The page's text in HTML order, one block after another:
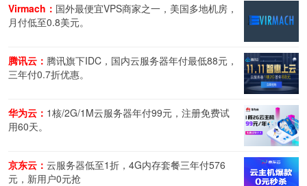
Virmach： 国外最便宜VPS商家之一，美国多地机房，
月付低至0.8美元。
腾讯云： 腾讯旗下IDC，国内云服务器年付最低88元，
三年付0.7折优惠。
华为云： 1核/2G/1M云服务器年付99元，注册免费试
用60天。
京东云： 云服务器低至1折，4G内存套餐三年付576
元，新用户0元抢